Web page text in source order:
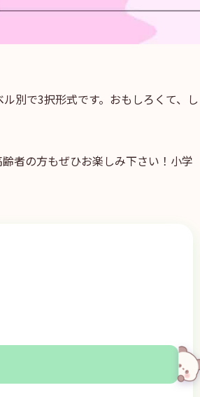
別で3択形式です。おもしろくて、し
者の方もぜひお楽しみ下さい！小学